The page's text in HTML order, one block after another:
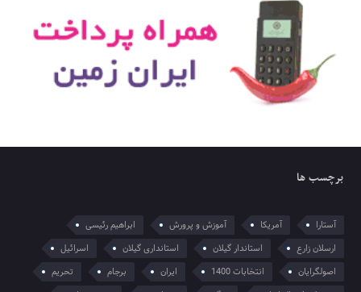
برچسب ها
آستارا آمریکا آموزش و پرورش
ابراهیم رئیسی
ارسلان زارع
استاندار گیلان استانداری گیلان
اسرائیل
اصولگرایان
انتخابات 1400 ایران برجام
تحریم